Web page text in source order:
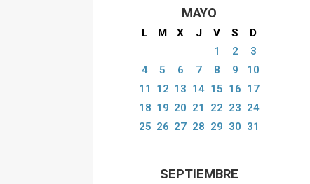
MAYO
L M X J V S
D
1
2
3
4
5 6 7 8 9
10
11 12 13 14 15 16 17
18 19 20 21 22 23 24
25 26 27 28 29 30 31
SEPTIEMBRE